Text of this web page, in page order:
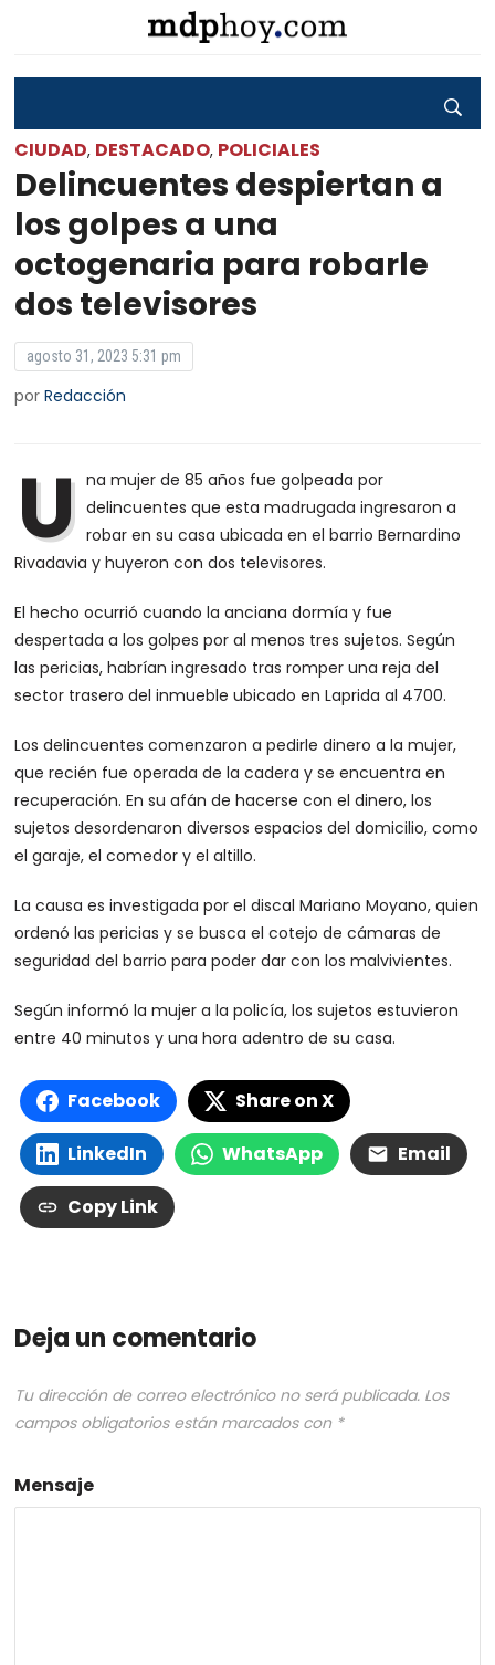
CIUDAD, DESTACADO, POLICIALES
Delincuentes despiertan a
los golpes a una
octogenaria para robarle
dos televisores
agosto 31, 2023 5:31 pm
porRedacción
U na mujer de 85 años fue golpeada por
delincuentes que esta madrugada ingresaron a
robar en su casa ubicada en el barrio Bernardino
Rivadavia y huyeron con dos televisores.
El hecho ocurrió cuando la anciana dormía y fue
despertada a los golpes por al menos tres sujetos. Según
las pericias, habrían ingresado tras romper una reja del
sector trasero del inmueble ubicado en Laprida al 4700.
Los delincuentes comenzaron a pedirle dinero a la mujer,
que recién fue operada de la cadera y se encuentra en
recuperación. En su afán de hacerse con el dinero, los
sujetos desordenaron diversos espacios del domicilio, como
el garaje, el comedor y el altillo.
La causa es investigada por el discal Mariano Moyano, quien
ordenó las pericias y se busca el cotejo de cámaras de
seguridad del barrio para poder dar con los malvivientes.
Según informó la mujer a la policía, los sujetos estuvieron
entre 40 minutos y una hora adentro de su casa.
Facebook Share on X
LinkedIn WhatsApp Email
Copy Link
Deja un comentario
Tu dirección de correo electrónico no será publicada. Los
campos obligatorios están marcados con *
Mensaje